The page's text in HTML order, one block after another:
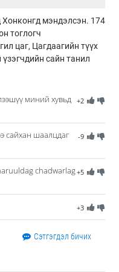
мэндэлсэн. 174
тоглогч
цаг, Цагдаагийн түүх
сайн танил
+2
миний хувьд
-9
сайхан шаалцдаг
+5
chadwarlag
+3
Сэтгэгдэл бичих